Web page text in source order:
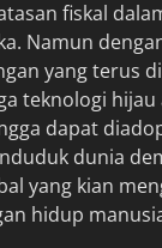
fiskal
Namun
yang terus
teknologi hijau
dapat
dunia
yang kian
hidup